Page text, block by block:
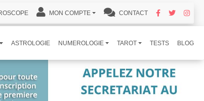
MON COMPTE CONTACT
ASTROLOGIE NUMEROLOGIE TAROT TESTS BLOG